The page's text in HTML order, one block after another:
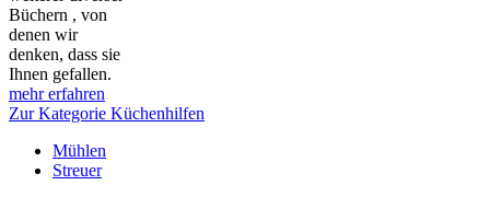
Büchern , von
denen wir
denken, dass sie
Ihnen gefallen.
mehr erfahren
Zur Kategorie Küchenhilfen
Mühlen
Streuer